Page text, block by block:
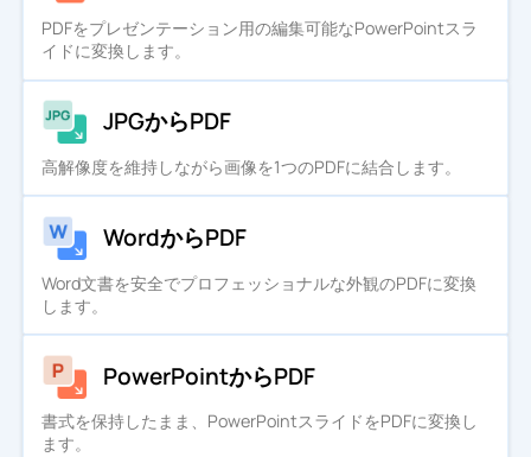
PDFをプレゼンテーション用の編集可能なPowerPointスラ
イドに変換します。
JPGからPDF
高解像度を維持しながら画像を1つのPDFに結合します。
WordからPDF
Word文書を安全でプロフェッショナルな外観のPDFに変換
します。
PowerPointからPDF
書式を保持したまま、PowerPointスライドをPDFに変換し
ます。